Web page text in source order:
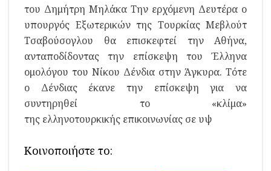
του Δημήτρη Μηλάκα Την ερχόμενη Δευτέρα ο
υπουργός Εξωτερικών της Τουρκίας Μεβλούτ
Τσαβούσογλου θα επισκεφτεί την Αθήνα,
ανταποδίδοντας την επίσκεψη του Έλληνα
ομολόγου του Νίκου Δένδια στην Άγκυρα. Τότε
ο Δένδιας έκανε την επίσκεψη για να
συντηρηθεί το «κλίμα»
της ελληνοτουρκικής επικοινωνίας σε υψ
Κοινοποιήστε το: